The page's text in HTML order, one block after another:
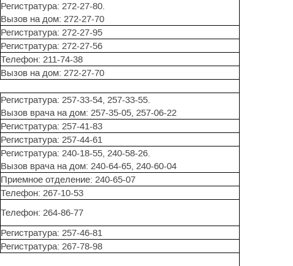
Регистратура: 272-27-80.
Вызов на дом: 272-27-70
Регистратура: 272-27-95
Регистратура: 272-27-56
Телефон: 211-74-38
Вызов на дом: 272-27-70
Регистратура: 257-33-54, 257-33-55.
Вызов врача на дом: 257-35-05, 257-06-22
Регистратура: 257-41-83
Регистратура: 257-44-61
Регистратура: 240-18-55, 240-58-26.
Вызов врача на дом: 240-64-65, 240-60-04
Приемное отделение: 240-65-07
Телефон: 267-10-53
Телефон: 264-86-77
Регистратура: 257-46-81
Регистратура: 267-78-98